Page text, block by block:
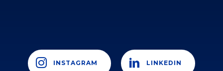
INSTAGRAM LINKEDIN